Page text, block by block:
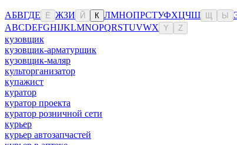
АБВГДЕ Ё ЖЗИ Й К ЛМНОПРСТУФХЦЧШ Ы
ABCDEFGHIJKLMNOPQRSTUVWX Y Z
кузовщик
кузовщик-арматурщик
кузовщик-маляр
культорганизатор
купажист
куратор
куратор проекта
куратор розничной сети
курьер
курьер автозапчастей